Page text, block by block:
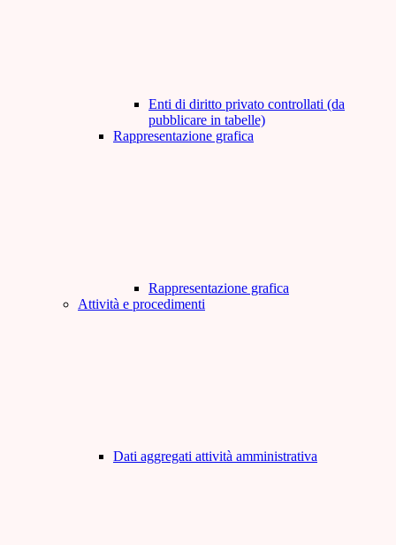
Enti di diritto privato controllati (da
pubblicare in tabelle)
Rappresentazione grafica
Rappresentazione grafica
Attività e procedimenti
Dati aggregati attività amministrativa